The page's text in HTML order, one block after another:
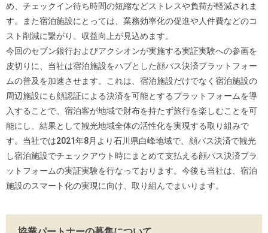
め、チェックイン待ち時間の短縮などストレスや負荷が軽減されま
す。また宿泊施設にとっては、業務効率化の促進や人件費などのコ
スト削減に繋がり、収益向上が見込めます。
今回のセブン銀行およびアクシオンが実施する実証実験への参画を
皮切りに、当社は宿泊施設をハブとした顔パス決済プラットフォー
ムの普及を加速させます。これは、宿泊施設だけでなく宿泊施設の
周辺施設にも顔認証による決済を可能とするプラットフォームを導
入することで、宿泊客が地域で財布を持たず旅行を楽しむことを可
能にし、結果として観光地域全体の活性化を実現する取り組みで
す。当社では2021年8月より石川県白峰地域で、顔パス決済で観光
し宿泊施設でチェックアウト時にまとめて支払える顔パス決済プラ
ットフォームの実証実験を行なっております。今後も当社は、宿泊
施設のスマート化の実現に向け、取り組んでまいります。